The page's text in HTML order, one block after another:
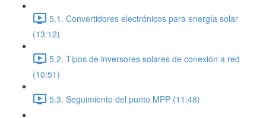
5.1. Convertidores electrónicos para energía solar
(13:12)
5.2. Tipos de inversores solares de conexión a red
(10:51)
5.3. Seguimiento del punto MPP (11:48)